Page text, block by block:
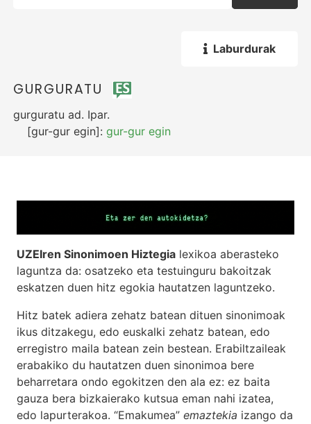
Laburdurak
GURGURATU
gurguratu ad. Ipar.
[gur-gur egin]:gur-gur egin
UZEIren Sinonimoen Hiztegia lexikoa aberasteko
laguntza da: osatzeko eta testuinguru bakoitzak
eskatzen duen hitz egokia hautatzen laguntzeko.
Hitz batek adiera zehatz batean dituen sinonimoak
ikus ditzakegu, edo euskalki zehatz batean, edo
erregistro maila batean zein bestean. Erabiltzaileak
erabakiko du hautatzen duen sinonimoa bere
beharretara ondo egokitzen den ala ez: ez baita
gauza bera bizkaierako kutsua eman nahi izatea,
edo lapurterakoa. “Emakumea” emaztekia izango da